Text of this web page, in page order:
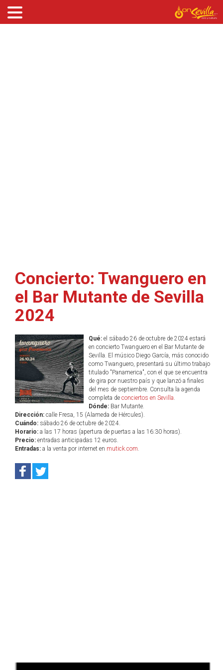
Concierto: Twanguero en
el Bar Mutante de Sevilla
2024
Qué:el sábado 26 de octubre de 2024 estará
en concierto Twanguero en el Bar Mutante de
Sevilla. El músico Diego García, más conocido
como Twanguero, presentará su último trabajo
titulado "Panamerica", con el que se encuentra
de gira por nuestro país y que lanzó a finales
del mes de septiembre. Consulta la agenda
completa de conciertos en Sevilla.
Dónde:Bar Mutante.
Dirección: calle Fresa, 15 (Alameda de Hércules).
Cuándo: sábado 26 de octubre de 2024.
Horario: a las 17 horas (apertura de puertas a las 16:30 horas).
Precio: entradas anticipadas 12 euros.
Entradas: a la venta por internet en mutick.com.